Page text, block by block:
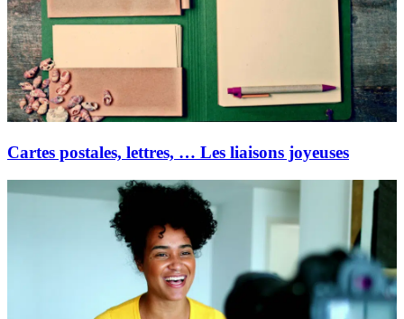
Cartes postales, lettres, … Les liaisons joyeuses